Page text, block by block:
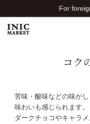
For
コク
苦味・酸味などの味が
味わいも感じられます。
ダークチョコやキャラ